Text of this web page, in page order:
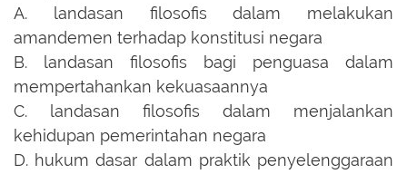
A.
landasan filosofis dalam melakukan
amandemen terhadap konstitusi negara
B.
landasan filosofis bagi penguasa dalam
mempertahankan kekuasaannya
C.
landasan filosofis dalam menjalankan
kehidupan pemerintahan negara
D. hukum dasar dalam praktik penyelenggaraan